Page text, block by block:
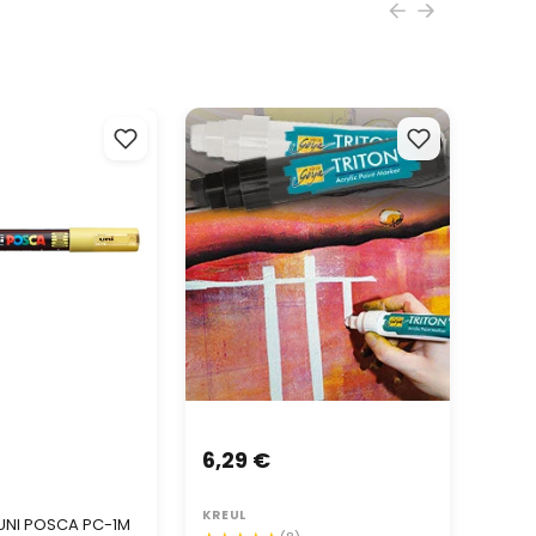
PC-1M
POSCA PC-1M
SOLO GOYA TRITON Pennarello
Acrilico 15.0 mm | scegli coore
6,29 €
KREUL